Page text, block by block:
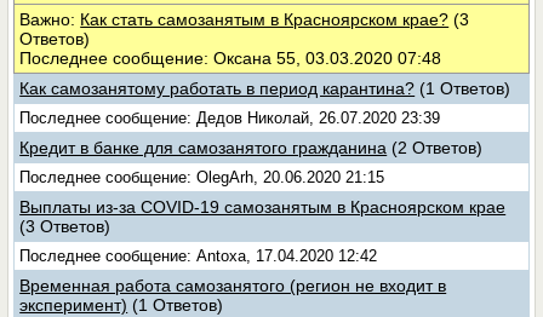
Важно: Как стать самозанятым в Красноярском крае? (3
Ответов)
Последнее сообщение: Оксана 55, 03.03.2020 07:48
Как самозанятому работать в период карантина? (1 Ответов)
Последнее сообщение: Дедов Николай, 26.07.2020 23:39
Кредит в банке для самозанятого гражданина (2 Ответов)
Последнее сообщение: OlegArh, 20.06.2020 21:15
Выплаты из-за COVID-19 самозанятым в Красноярском крае
(3 Ответов)
Последнее сообщение: Antoxa, 17.04.2020 12:42
Временная работа самозанятого (регион не входит в
эксперимент) (1 Ответов)